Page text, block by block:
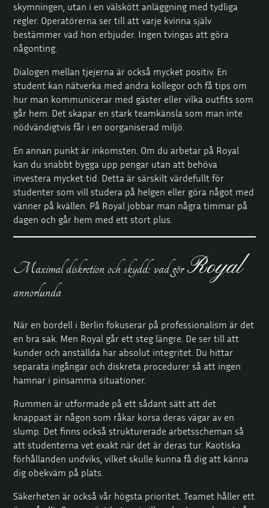
skymningen, utan i en välskött anläggning med tydliga
regler. Operatörerna ser till att varje kvinna själv
bestämmer vad hon erbjuder. Ingen tvingas att göra
någonting.
Dialogen mellan tjejerna är också mycket positiv. En
student kan nätverka med andra kollegor och få tips om
hur man kommunicerar med gäster eller vilka outfits som
går hem. Det skapar en stark teamkänsla som man inte
nödvändigtvis får i en oorganiserad miljö.
En annan punkt är inkomsten. Om du arbetar på Royal
kan du snabbt bygga upp pengar utan att behöva
investera mycket tid. Detta är särskilt värdefullt för
studenter som vill studera på helgen eller göra något med
vänner på kvällen. På Royal jobbar man några timmar på
dagen och går hem med ett stort plus.
Maximal diskretion och skydd: vad görRoyal
annorlunda
När en bordell i Berlin fokuserar på professionalism är det
en bra sak. Men Royal går ett steg längre. De ser till att
kunder och anställda har absolut integritet. Du hittar
separata ingångar och diskreta procedurer så att ingen
hamnar i pinsamma situationer.
Rummen är utformade på ett sådant sätt att det
knappast är någon som råkar korsa deras vägar av en
slump. Det finns också strukturerade arbetsscheman så
att studenterna vet exakt när det är deras tur. Kaotiska
förhållanden undviks, vilket skulle kunna få dig att känna
dig obekväm på plats.
Säkerheten är också vår högsta prioritet. Teamet håller ett